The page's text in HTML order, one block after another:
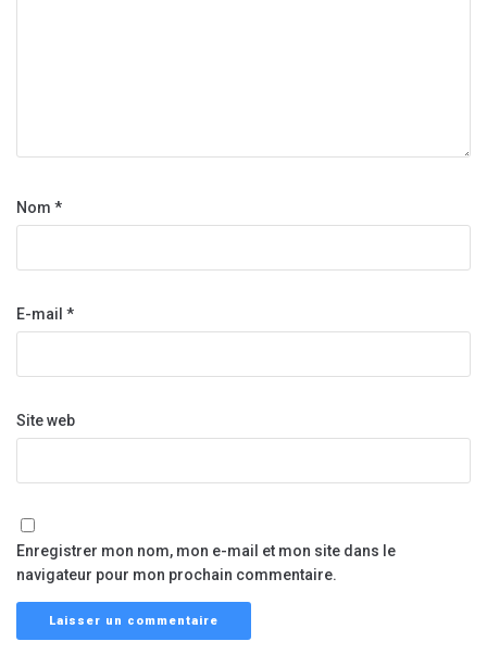
Nom *
E-mail *
Site web
Enregistrer mon nom, mon e-mail et mon site dans le
navigateur pour mon prochain commentaire.